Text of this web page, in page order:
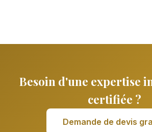
Besoin d'une expertise
certifiée ?
Demande de devis